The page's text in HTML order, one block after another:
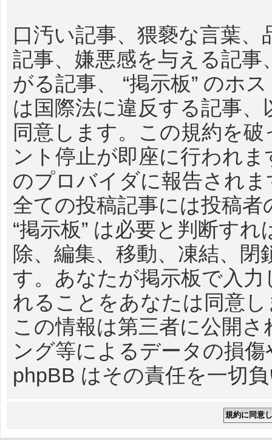
口汚い記事、猥褻な言葉
記事、嫌悪感を与える記
がる記事、 “掲示板” のホ
は国際法に違反する記事
同意します。この規約を
ント停止が即座に行われ
のプロバイダに報告され
全ての投稿記事には投稿
“掲示板” は必要と判断す
除、編集、移動、凍結、
す。あなたが掲示板で入
れることをあなたは同意
この情報は第三者に公開
ング等によるデータの損傷
phpBB はその責任を一切